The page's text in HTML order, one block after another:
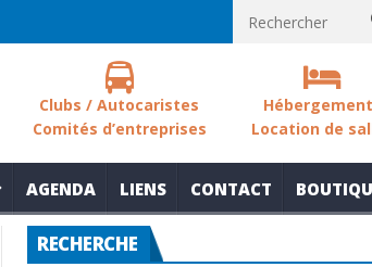
Les sols des zones humides Nouvelle
Clubs / Autocaristes
Comités d’entreprises
Location de
AGENDA LIENS CONTACT
RECHERCHE